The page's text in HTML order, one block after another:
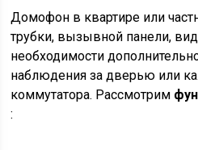
Домофон в квартире или
трубки, вызывной панели,
необходимости
наблюдения за дверью или
коммутатора. Рассмотрим
: